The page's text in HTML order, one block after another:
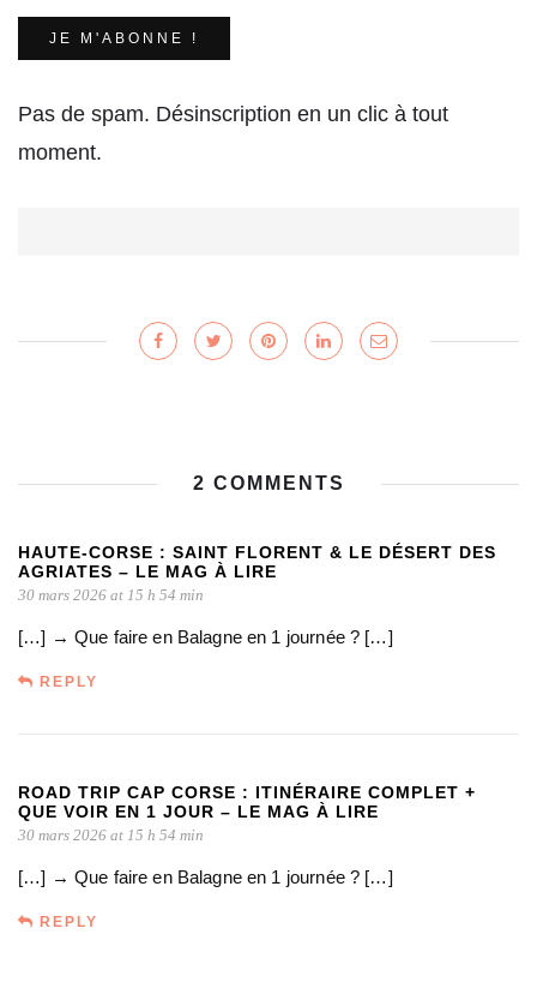
Pas de spam. Désinscription en un clic à tout
moment.
2 COMMENTS
HAUTE-CORSE : SAINT FLORENT & LE DÉSERT DES
AGRIATES – LE MAG À LIRE
30 mars 2026 at 15 h 54 min
[…] → Que faire en Balagne en 1 journée ? […]
REPLY
ROAD TRIP CAP CORSE : ITINÉRAIRE COMPLET +
QUE VOIR EN 1 JOUR – LE MAG À LIRE
30 mars 2026 at 15 h 54 min
[…] → Que faire en Balagne en 1 journée ? […]
REPLY